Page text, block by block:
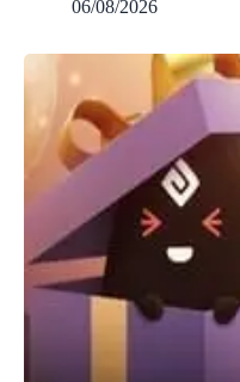
06/08/2026